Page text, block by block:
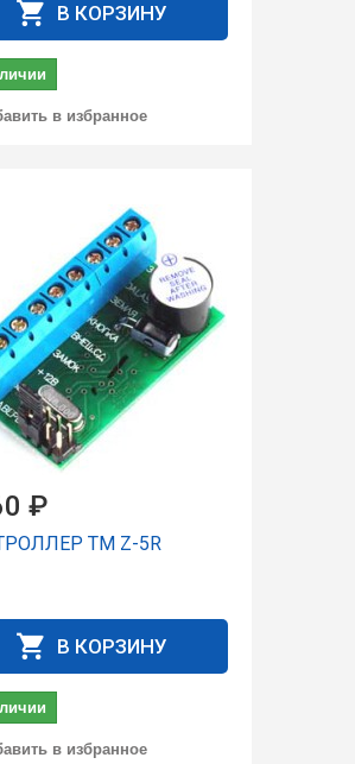
В КОРЗИНУ
в избранное
₽
TM Z-5R
В КОРЗИНУ
в избранное